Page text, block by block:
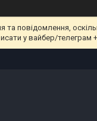
повідомлення,
у вайбер/